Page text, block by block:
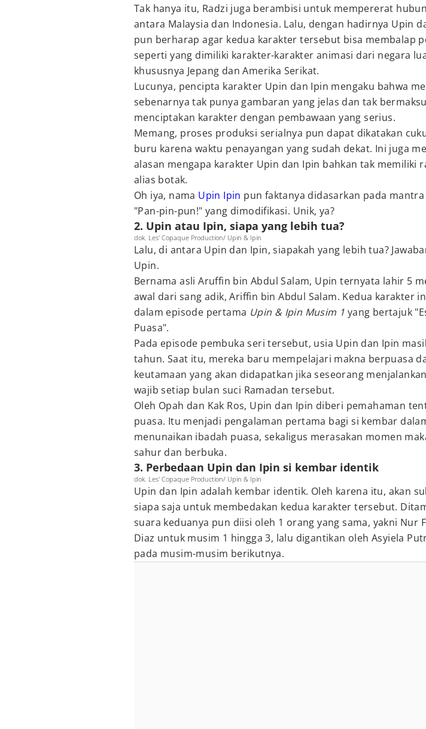
Tak hanya itu, Radzi juga berambisi untuk mempererat
antara Malaysia dan Indonesia. Lalu, dengan hadirnya Upin
pun berharap agar kedua karakter tersebut bisa membalap
seperti yang dimiliki karakter-karakter animasi dari negara
khususnya Jepang dan Amerika Serikat.
Lucunya, pencipta karakter Upin dan Ipin mengaku bahwa
sebenarnya tak punya gambaran yang jelas dan tak
menciptakan karakter dengan pembawaan yang serius.
Memang, proses produksi serialnya pun dapat dikatakan
buru karena waktu penayangan yang sudah dekat. Ini juga
alasan mengapa karakter Upin dan Ipin bahkan tak memiliki
alias botak.
Oh iya, nama Upin Ipin pun faktanya didasarkan pada
"Pan-pin-pun!" yang dimodifikasi. Unik, ya?
2. Upin atau Ipin, siapa yang lebih tua?
dok. Les' Copaque Production/ Upin & Ipin
Lalu, di antara Upin dan Ipin, siapakah yang lebih tua?
Upin.
Bernama asli Aruffin bin Abdul Salam, Upin ternyata lahir 5
awal dari sang adik, Ariffin bin Abdul Salam. Kedua karakter
dalam episode pertama Upin & Ipin Musim 1 yang bertajuk
Puasa".
Pada episode pembuka seri tersebut, usia Upin dan Ipin
tahun. Saat itu, mereka baru mempelajari makna berpuasa
keutamaan yang akan didapatkan jika seseorang
wajib setiap bulan suci Ramadan tersebut.
Oleh Opah dan Kak Ros, Upin dan Ipin diberi pemahaman
puasa. Itu menjadi pengalaman pertama bagi si kembar
menunaikan ibadah puasa, sekaligus merasakan momen
sahur dan berbuka.
3. Perbedaan Upin dan Ipin si kembar identik
dok. Les' Copaque Production/ Upin & Ipin
Upin dan Ipin adalah kembar identik. Oleh karena itu, akan
siapa saja untuk membedakan kedua karakter tersebut.
suara keduanya pun diisi oleh 1 orang yang sama, yakni Nur
Diaz untuk musim 1 hingga 3, lalu digantikan oleh Asyiela
pada musim-musim berikutnya.